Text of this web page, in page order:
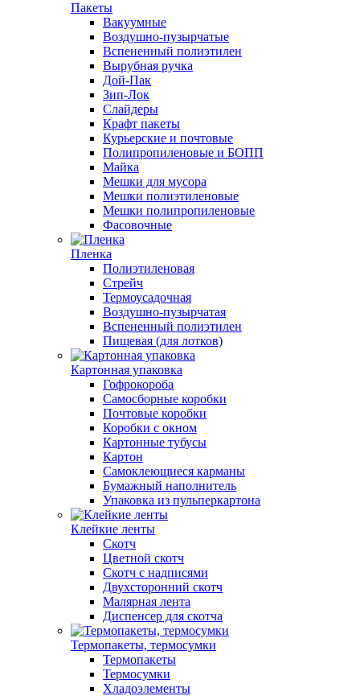
Пакеты
Вакуумные
Воздушно-пузырчатые
Вспененный полиэтилен
Вырубная ручка
Дой-Пак
Зип-Лок
Слайдеры
Крафт пакеты
Курьерские и почтовые
Полипропиленовые и БОПП
Майка
Мешки для мусора
Мешки полиэтиленовые
Мешки полипропиленовые
Фасовочные
Пленка
Полиэтиленовая
Стрейч
Термоусадочная
Воздушно-пузырчатая
Вспененный полиэтилен
Пищевая (для лотков)
Картонная упаковка
Гофрокороба
Самосборные коробки
Почтовые коробки
Коробки с окном
Картонные тубусы
Картон
Самоклеющиеся карманы
Бумажный наполнитель
Упаковка из пульперкартона
Клейкие ленты
Скотч
Цветной скотч
Скотч с надписями
Двухсторонний скотч
Малярная лента
Диспенсер для скотча
Термопакеты, термосумки
Термопакеты
Термосумки
Хладоэлементы